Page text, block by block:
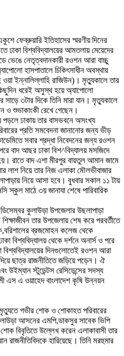
ফেব্রুয়ারি ইতিহাসের স্মরণীয় দিনের
ঢাকা বিশ্ববিদ্যালয়ের আমতলায় মেয়েদের
ভেঙে নেতৃত্বদানকারী রওশন আরা বাচ্চু
হাসপাতালে চিকিৎসাধীন অবস্থায়
ইন্নালিল্লাহি রাজিউন)। মৃত্যুকালে তার
ধরেই অসুস্থ হয়ে অ্যাপোলো
সাড়ে ৩টার দিকে তিনি মারা যান। মৃত্যুকালে
ও শুভাকাংকী রেখে গেছেন।
ঢাকায় তার বাসভবনে অসংখ্য
প্রতি সমবেদনা জানানোর জন্য ভীড়
সবার শ্রদ্ধা নিবেদনের জন্য রওশন
বাদ আছর ঢাকা বিশ^বিদ্যালয় মসজিদে
রাতে বাদ এশা মীরপুর বায়তুল আমান জামে
লাশ নিয়ে তার নিজ এলাকা মৌলভীবাজার
নিয়ে আসা হবে। বুধবার সকাল ১১ টায়
স্কুল মাঠে ৩য় জানাযা শেষে পারিবারিক
কুলাউড়া উপজেলার উছলাপাড়া
তার উপজেলায় শেষ করে পরবর্তীতে
ব্রজমোহন কলেজ থেকে
বিশ্ববিদ্যালয় থেকে দর্শনে অনার্স ও পরে
দিনগুলোতেই রওশন আরা
ছাত্র রাজনীতিতে জড়িয়ে পড়েন। ঐ
উইম্যান স্টুডেন্টস রেসিডেন্সের সদস্য
এস এ ওয়াহেদ বাংলাদেশ কৃষি উন্নয়ন
গভীর শোক ও শোকাহত পরিবারের
আসনের এমপি,ডাকসুর সাবেক ভিপি
বিবৃতিতে উল্লেখ করেন এলাকাবাসী তার
রাজনীতিবিদকে হারিয়েছে। তিনি মরহুমার